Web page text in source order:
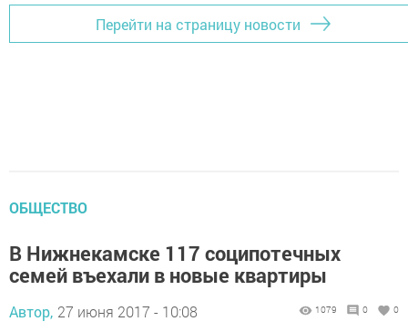
Перейти на страницу новости
ОБЩЕСТВО
В Нижнекамске 117 соципотечных
семей въехали в новые квартиры
Автор, 27 июня 2017 - 10:08 1079 0 0